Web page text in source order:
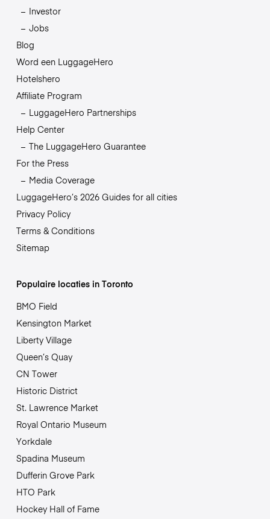
Investor
Jobs
Blog
Word een LuggageHero
Hotelshero
Affiliate Program
LuggageHero Partnerships
Help Center
The LuggageHero Guarantee
For the Press
Media Coverage
LuggageHero’s 2026 Guides for all cities
Privacy Policy
Terms & Conditions
Sitemap
Populaire locaties in Toronto
BMO Field
Kensington Market
Liberty Village
Queen’s Quay
CN Tower
Historic District
St. Lawrence Market
Royal Ontario Museum
Yorkdale
Spadina Museum
Dufferin Grove Park
HTO Park
Hockey Hall of Fame